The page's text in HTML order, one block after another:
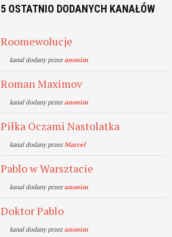
5 OSTATNIO DODANYCH KANAŁÓW
Roomewolucje
kanal dodany przezanonim
Roman Maximov
kanal dodany przezanonim
Piłka Oczami Nastolatka
kanal dodany przezMarcel
Pablo w Warsztacie
kanal dodany przezanonim
Doktor Pablo
kanal dodany przezanonim